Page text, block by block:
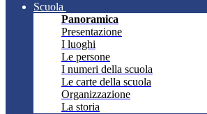
Scuola
Panoramica
Presentazione
I luoghi
Le persone
I numeri della scuola
Le carte della scuola
Organizzazione
La storia